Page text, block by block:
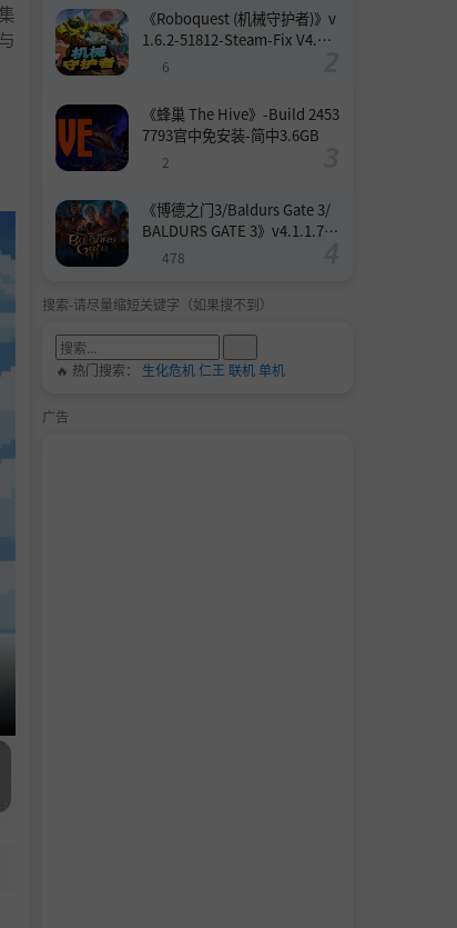
《Roboquest (机械守护者)》v
1.6.2-51812-Steam-Fix V4.联
机版官中简体
6
《蜂巢 The Hive》-Build 2453
7793官中免安装-简中3.6GB
2
《博德之门3/Baldurs Gate 3/
BALDURS GATE 3》v4.1.1.739
8727-Build 24532579官中免安
478
搜索-请尽量缩短关键字（如果搜不到）
🔥 热门搜索： 生化危机仁王 联机单机
广告